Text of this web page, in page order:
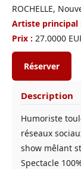
ROCHELLE,
Artiste principal
Prix : 27.0000
Réserver
Description
Humoriste
réseaux
show mêlant
Spectacle